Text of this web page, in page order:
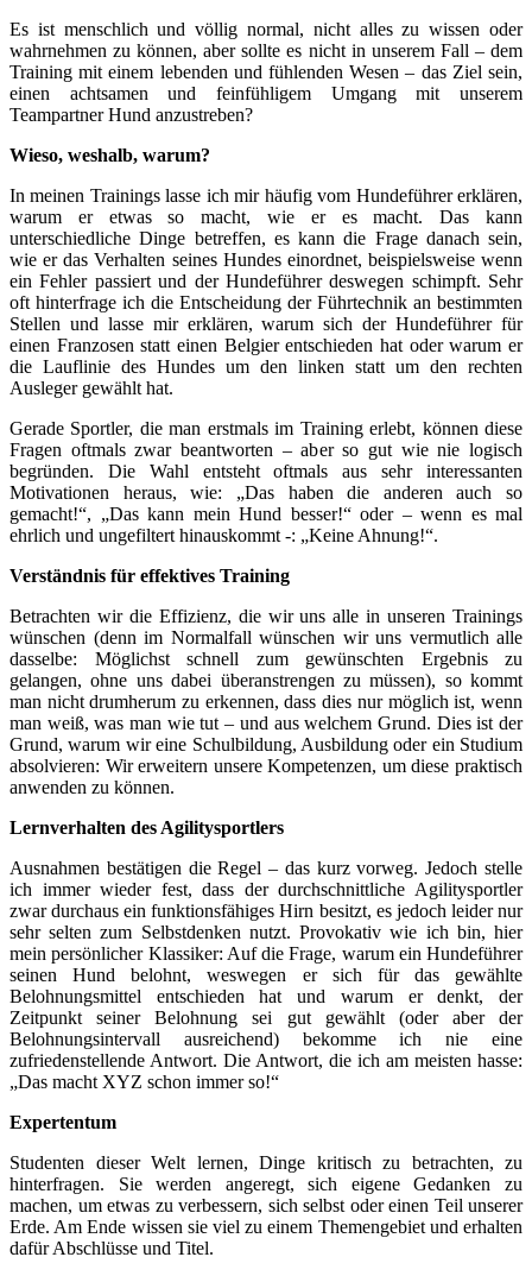
Es ist menschlich und völlig normal, nicht alles zu wissen oder
wahrnehmen zu können, aber sollte es nicht in unserem Fall – dem
Training mit einem lebenden und fühlenden Wesen – das Ziel sein,
einen achtsamen und feinfühligem Umgang mit unserem
Teampartner Hund anzustreben?
Wieso, weshalb, warum?
In meinen Trainings lasse ich mir häufig vom Hundeführer erklären,
warum er etwas so macht, wie er es macht. Das kann
unterschiedliche Dinge betreffen, es kann die Frage danach sein,
wie er das Verhalten seines Hundes einordnet, beispielsweise wenn
ein Fehler passiert und der Hundeführer deswegen schimpft. Sehr
oft hinterfrage ich die Entscheidung der Führtechnik an bestimmten
Stellen und lasse mir erklären, warum sich der Hundeführer für
einen Franzosen statt einen Belgier entschieden hat oder warum er
die Lauflinie des Hundes um den linken statt um den rechten
Ausleger gewählt hat.
Gerade Sportler, die man erstmals im Training erlebt, können diese
Fragen oftmals zwar beantworten – aber so gut wie nie logisch
begründen. Die Wahl entsteht oftmals aus sehr interessanten
Motivationen heraus, wie: „Das haben die anderen auch so
gemacht!“, „Das kann mein Hund besser!“ oder – wenn es mal
ehrlich und ungefiltert hinauskommt -: „Keine Ahnung!“.
Verständnis für effektives Training
Betrachten wir die Effizienz, die wir uns alle in unseren Trainings
wünschen (denn im Normalfall wünschen wir uns vermutlich alle
dasselbe: Möglichst schnell zum gewünschten Ergebnis zu
gelangen, ohne uns dabei überanstrengen zu müssen), so kommt
man nicht drumherum zu erkennen, dass dies nur möglich ist, wenn
man weiß, was man wie tut – und aus welchem Grund. Dies ist der
Grund, warum wir eine Schulbildung, Ausbildung oder ein Studium
absolvieren: Wir erweitern unsere Kompetenzen, um diese praktisch
anwenden zu können.
Lernverhalten des Agilitysportlers
Ausnahmen bestätigen die Regel – das kurz vorweg. Jedoch stelle
ich immer wieder fest, dass der durchschnittliche Agilitysportler
zwar durchaus ein funktionsfähiges Hirn besitzt, es jedoch leider nur
sehr selten zum Selbstdenken nutzt. Provokativ wie ich bin, hier
mein persönlicher Klassiker: Auf die Frage, warum ein Hundeführer
seinen Hund belohnt, weswegen er sich für das gewählte
Belohnungsmittel entschieden hat und warum er denkt, der
Zeitpunkt seiner Belohnung sei gut gewählt (oder aber der
Belohnungsintervall ausreichend) bekomme ich nie eine
zufriedenstellende Antwort. Die Antwort, die ich am meisten hasse:
„Das macht XYZ schon immer so!“
Expertentum
Studenten dieser Welt lernen, Dinge kritisch zu betrachten, zu
hinterfragen. Sie werden angeregt, sich eigene Gedanken zu
machen, um etwas zu verbessern, sich selbst oder einen Teil unserer
Erde. Am Ende wissen sie viel zu einem Themengebiet und erhalten
dafür Abschlüsse und Titel.